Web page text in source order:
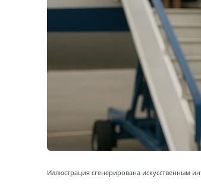
Иллюстрация сгенерирована искусственным